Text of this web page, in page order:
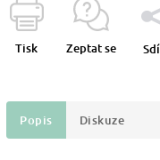
Tisk Zeptat se
Popis Diskuze